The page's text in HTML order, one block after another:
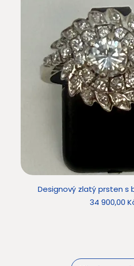
Designový zlatý prsten s
Cena
34 900,00